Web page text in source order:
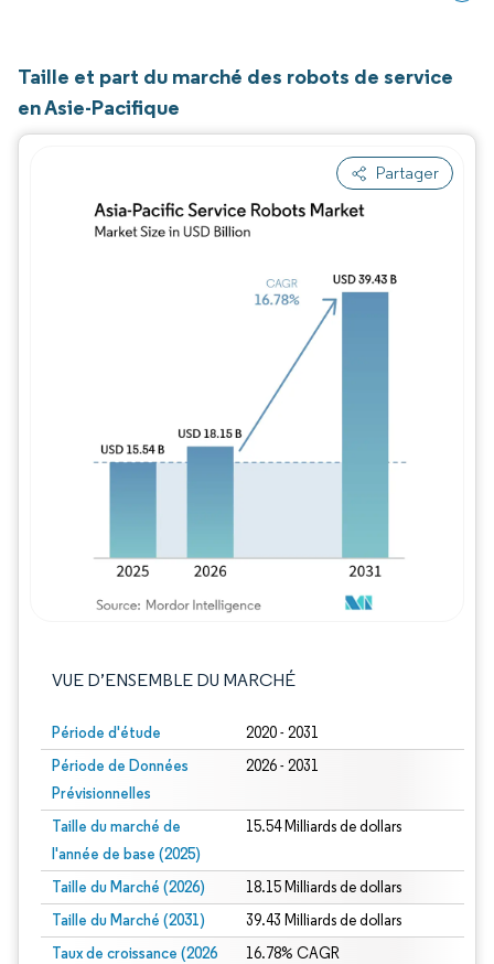
Taille et part du marché des robots de service
en Asie-Pacifique
Partager
VUE D’ENSEMBLE DU MARCHÉ
Période d'étude 2020 - 2031
Période de Données
Prévisionnelles
2026 - 2031
Taille du marché de
l'année de base (2025)
15.54 Milliards de dollars
Taille du Marché (2026) 18.15 Milliards de dollars
Taille du Marché (2031) 39.43 Milliards de dollars
Taux de croissance (2026
16.78% CAGR
Image © Mordor Intelligence. La